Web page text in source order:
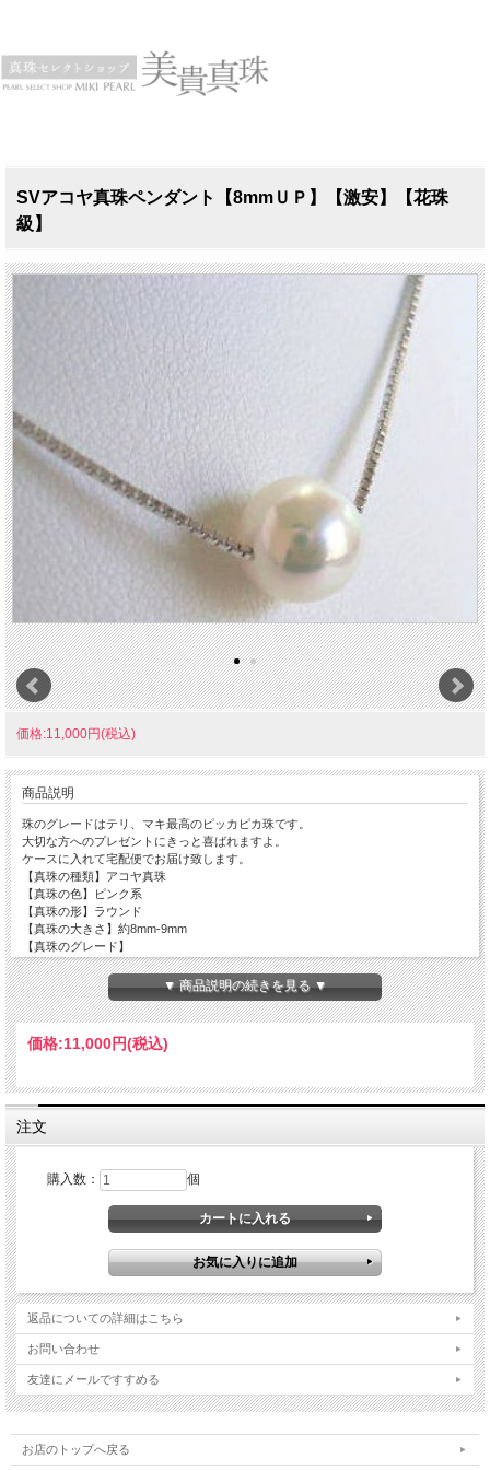
SVアコヤ真珠ペンダント【8mmＵＰ】【激安】【花珠
級】
価格:11,000円(税込)
商品説明
珠のグレードはテリ、マキ最高のピッカピカ珠です。
大切な方へのプレゼントにきっと喜ばれますよ。
ケースに入れて宅配便でお届け致します。
【真珠の種類】アコヤ真珠
【真珠の色】ピンク系
【真珠の形】ラウンド
【真珠の大きさ】約8mm-9mm
【真珠のグレード】
■照り： 良い★☆☆☆☆弱い(非常に良い)
■巻き： 厚い★☆☆☆☆薄い(厚い)
■キズ： 少数★☆☆☆☆多い(少ない)
【金具・材質】ベネチアンチェーン：シルバー(SILVER)
【サイズ】約40cm
【備考】珠は外せません。
▼ 商品説明の続きを見る ▼
価格:11,000円(税込)
注文
購入数： 個
返品についての詳細はこちら
お問い合わせ
友達にメールですすめる
お店のトップへ戻る